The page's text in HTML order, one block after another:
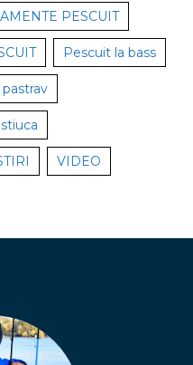
PESCUIT
Pescuit la bass
VIDEO